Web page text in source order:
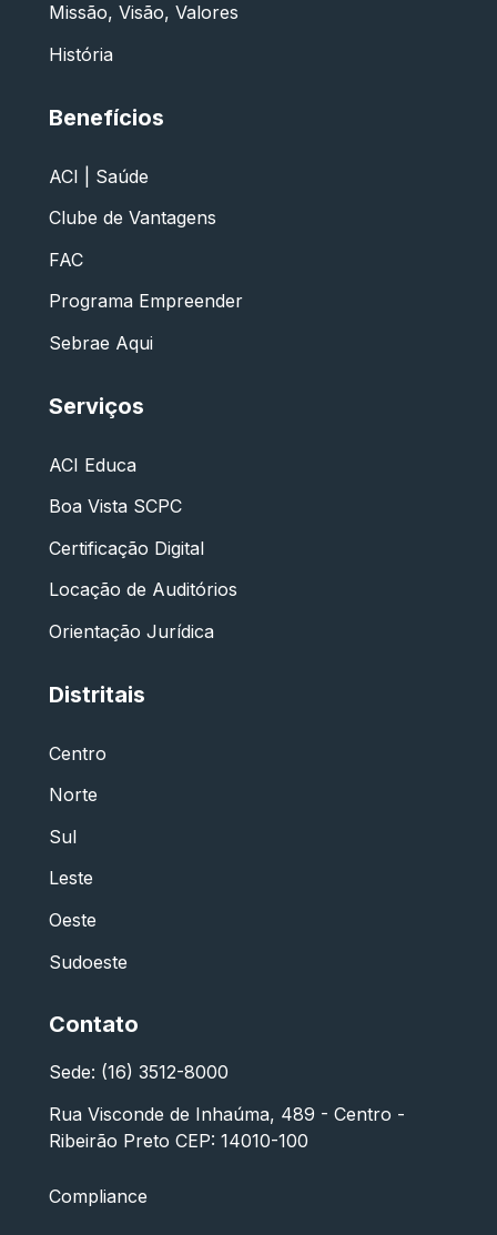
Missão, Visão, Valores
História
Benefícios
ACI | Saúde
Clube de Vantagens
FAC
Programa Empreender
Sebrae Aqui
Serviços
ACI Educa
Boa Vista SCPC
Certificação Digital
Locação de Auditórios
Orientação Jurídica
Distritais
Centro
Norte
Sul
Leste
Oeste
Sudoeste
Contato
Sede: (16) 3512-8000
Rua Visconde de Inhaúma, 489 - Centro -
Ribeirão Preto CEP: 14010-100
Compliance